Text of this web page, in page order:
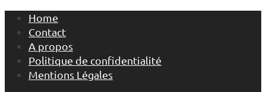
Skip
content
Home
Contact
A propos
Politique de confidentialité
Mentions Légales